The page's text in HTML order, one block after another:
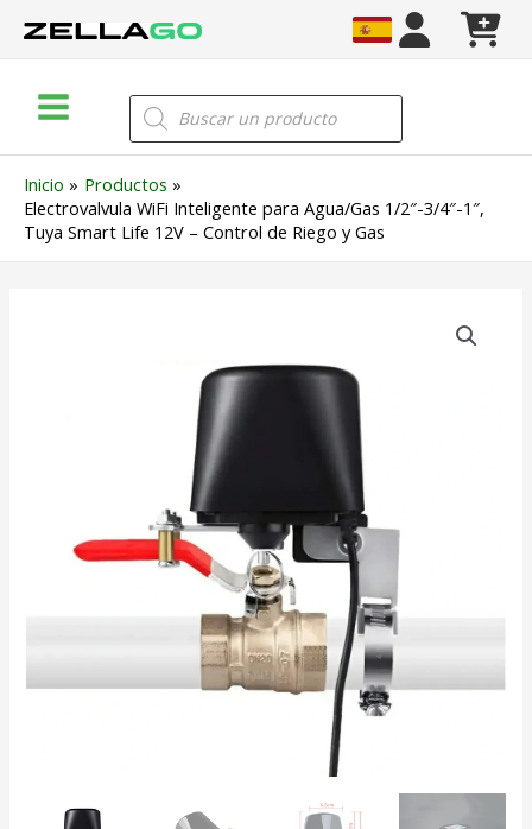
Menu
Búsqueda
de
productos
Inicio
Productos
Electrovalvula WiFi Inteligente para Agua/Gas 1/2″-3/4″-1″,
Tuya Smart Life 12V – Control de Riego y Gas
y